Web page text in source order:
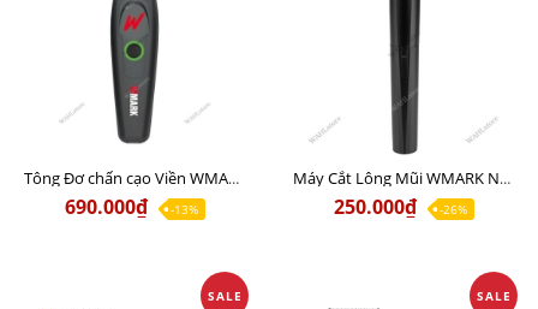
Tông Đơ chấn cạo Viền WMARK NG-7203 Chất lượng
690.000₫ -13%
Máy Cắt Lông Mũi WMARK NT003 Chất lượng giá tốt
250.000₫ -26%
SALE SALE